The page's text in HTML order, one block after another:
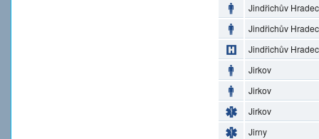
Jindřichův Hradec
Jindřichův Hradec
Jindřichův Hradec
Jirkov
Jirkov
Jirkov
Jirny